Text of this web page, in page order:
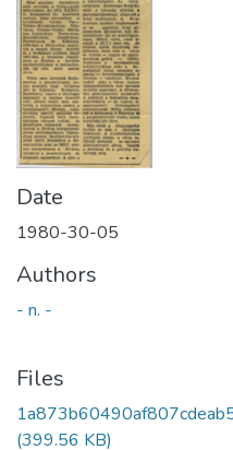
Date
1980-30-05
Authors
- n. -
Files
(399.56 KB)